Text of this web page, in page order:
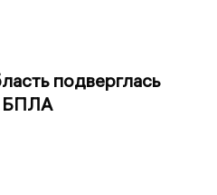
подверглась
БПЛА